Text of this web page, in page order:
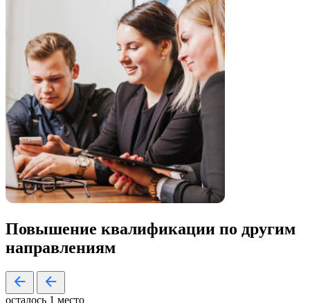
Повышение квалификации по другим
направлениям
осталось 1 место